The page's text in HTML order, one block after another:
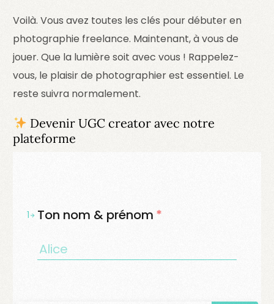
Voilà. Vous avez toutes les clés pour débuter en
photographie freelance. Maintenant, à vous de
jouer. Que la lumière soit avec vous ! Rappelez-
vous, le plaisir de photographier est essentiel. Le
reste suivra normalement.
Devenir UGC creator avec notre
plateforme
1 Ton nom & prénom *